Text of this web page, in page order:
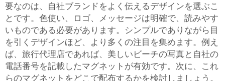
要なのは、自社ブランドをよく伝えるデザインを選ぶこ
とです。色使い、ロゴ、メッセージは明確で、読みやす
いものである必要があります。シンプルでありながら目
を引くデザインほど、より多くの注目を集めます。例え
ば、旅行代理店であれば、美しいビーチの写真と自社の
電話番号を記載したマグネットが有効です。次に、これ
らのマグネットをどこで配布するかを検討しましょう。